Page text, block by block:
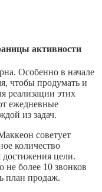
активности
Особенно в начале
чтобы продумать и
реализации этих
ежедневные
из задач.
советует
количество
цели.
более 10 звонков
план продаж.